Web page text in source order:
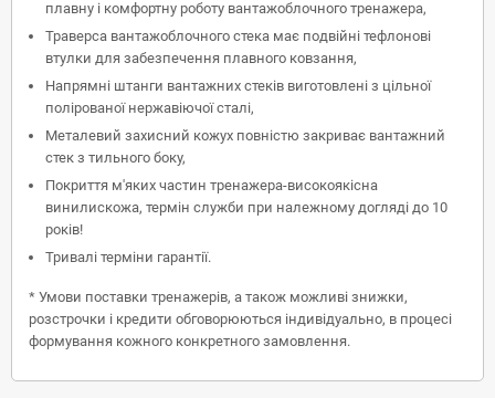
плавну і комфортну роботу вантажоблочного тренажера,
Траверса вантажоблочного стека має подвійні тефлонові
втулки для забезпечення плавного ковзання,
Напрямні штанги вантажних стеків виготовлені з цільної
полірованої нержавіючої сталі,
Металевий захисний кожух повністю закриває вантажний
стек з тильного боку,
Покриття м'яких частин тренажера-високоякісна
винилискожа, термін служби при належному догляді до 10
років!
Тривалі терміни гарантії.
* Умови поставки тренажерів, а також можливі знижки,
розстрочки і кредити обговорюються індивідуально, в процесі
формування кожного конкретного замовлення.